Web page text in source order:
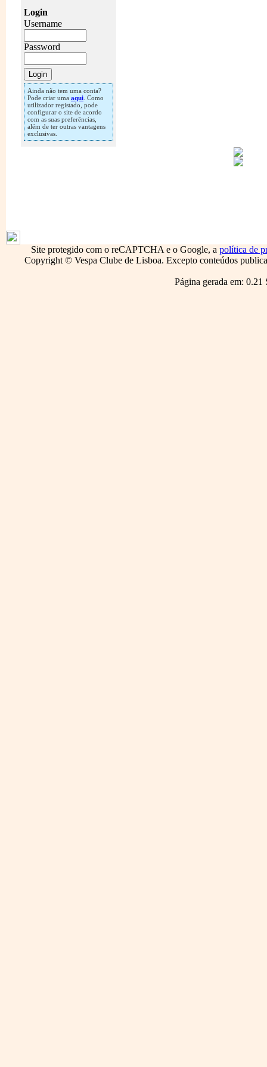
Login
Username
Password
Ainda não tem uma conta?
Pode criar uma aqui . Como
utilizador registado, pode
configurar o site de acordo
com as suas preferências,
além de ter outras vantagens
exclusivas.
Site protegido com o reCAPTCHA e o Google, a política de
Copyright © Vespa Clube de Lisboa. Excepto conteúdos
Página gerada em: 0.21